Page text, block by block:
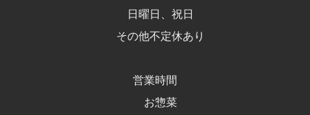
日曜日、祝日
その他不定休あり
営業時間
お惣菜